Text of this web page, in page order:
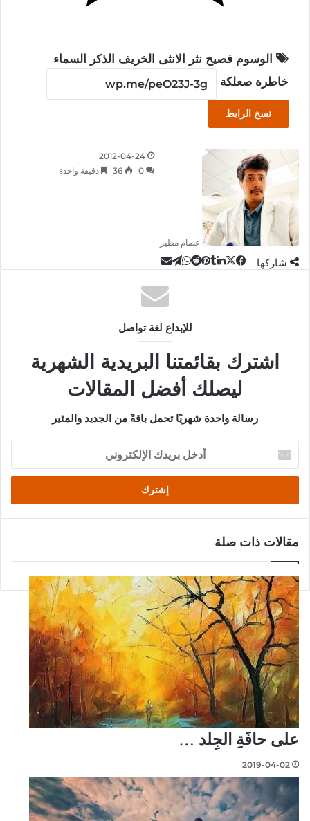
الوسوم فصيح نثر الانثى الخريف الذكر السماء
خاطرة صعلكة
نسخ الرابط
عصام مطير
2012-04-24
0
36 دقيقة واحدة
شاركها فيسبوك‫Xلينكدإن
بينتيريست
واتساب
تيلقرام
مشاركة
البريد
للإبداع لغة تواصل
اشترك بقائمتنا البريدية الشهرية
ليصلك أفضل المقالات
رسالة واحدة شهريًا تحمل باقةً من الجديد والمثير
أدخل
بريدك
الإلكتروني
مقالات ذات صلة
على حافَةِ الجِلد …
2019-04-02